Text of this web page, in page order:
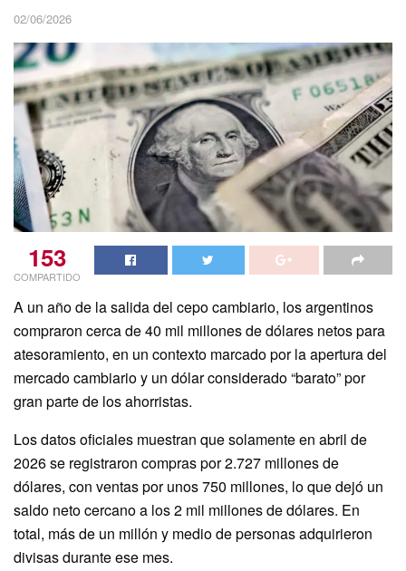
02/06/2026
153
COMPARTIDO
A un año de la salida del cepo cambiario, los argentinos
compraron cerca de 40 mil millones de dólares netos para
atesoramiento, en un contexto marcado por la apertura del
mercado cambiario y un dólar considerado “barato” por
gran parte de los ahorristas.
Los datos oficiales muestran que solamente en abril de
2026 se registraron compras por 2.727 millones de
dólares, con ventas por unos 750 millones, lo que dejó un
saldo neto cercano a los 2 mil millones de dólares. En
total, más de un millón y medio de personas adquirieron
divisas durante ese mes.